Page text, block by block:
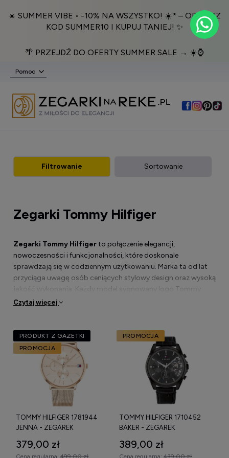
☀️ SUMMER VIBE • -10% NA WSZYSTKO! ☀️* – ODBIERZ
KOD SUMMER10 I KUPUJ TANIEJ! ✨
🌴 PRZEJDŹ DO OFERTY SUMMER SALE → ☀️⌚️
Pomoc
Filtrowanie Sortowanie
Zegarki Tommy Hilfiger
Zegarki Tommy Hilfigerto połączenie elegancji,
nowoczesności i funkcjonalności, które doskonale
sprawdzają się w codziennym użytkowaniu. Marka ta od lat
przyciąga uwagę osób ceniących stylowy design oraz wysoką
jakość wykonania. Każdy model sygnowany logo Tommy
Hilfiger wyróżnia się charakterystycznym wzornictwem, które
Decydując się naTommy Hilfiger zegarki na rękę
mogą liczyć na staranne wykończenie oraz trwałe materiały.
Zarówno tarcze, jak i paski czy bransolety wykonane są z
dbałością o najmniejszy detal.
Dlaczego zegarki Tommy Hilfiger to
połączenie mody i funkcjonalności?
Zegarki Tommy Hilfiger
łączą modę z funkcjonalnością,
Czytaj więcej
TOMMY HILFIGER 1781944
JENNA - ZEGAREK
379,00 zł
Cena regularna: 499,00 zł
PRODUKT Z GAZETKI
PROMOCJA
TOMMY HILFIGER 1710452
BAKER - ZEGAREK
389,00 zł
Cena regularna: 439,00 zł
PROMOCJA